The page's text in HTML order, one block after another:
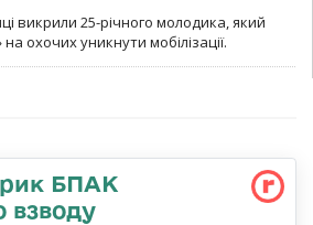
викрили 25-річного молодика, який
охочих уникнути мобілізації.
БПАК
взводу